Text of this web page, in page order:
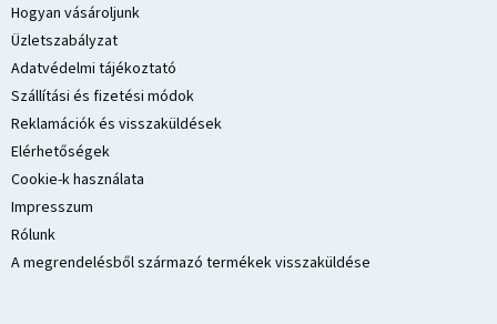
Hogyan vásároljunk
Üzletszabályzat
Adatvédelmi tájékoztató
Szállítási és fizetési módok
Reklamációk és visszaküldések
Elérhetőségek
Cookie-k használata
Impresszum
Rólunk
A megrendelésből származó termékek visszaküldése